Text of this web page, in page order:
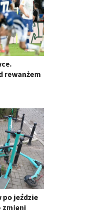
rewanżem
jeździe
zmieni